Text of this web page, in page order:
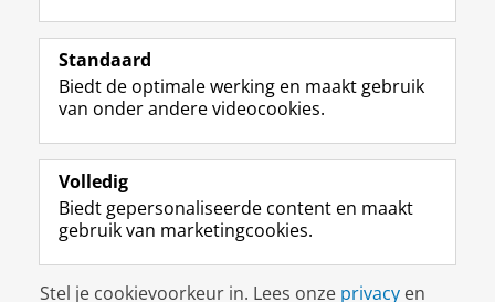
Volg de RUG
F
a
e
b
o
p
a
i
n
L
i
k
e
I
-
p
g
i
R
S
-
f
e
R
k
s
I
n
t
r
m
c
c
Y
o
T
e
k
a
a
Studiekiezers
Alumni
Over ons
Disclaimer & Copyright
Standaard
Biedt de optimale werking en maakt gebruik
van onder andere videocookies.
Volledig
Biedt gepersonaliseerde content en maakt
gebruik van marketingcookies.
Stel je cookievoorkeur in. Lees onze privacy en